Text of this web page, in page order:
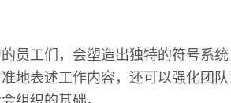
员工们，会塑造出独特的符号系
地表述工作内容，还可以强化团